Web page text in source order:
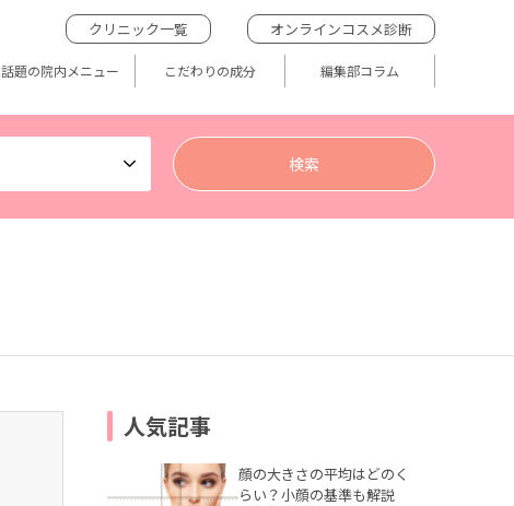
クリニック一覧 オンラインコスメ診断
話題の院内メニュー こだわりの成分 編集部コラム
人気記事
顔の大きさの平均はどのく
らい？小顔の基準も解説